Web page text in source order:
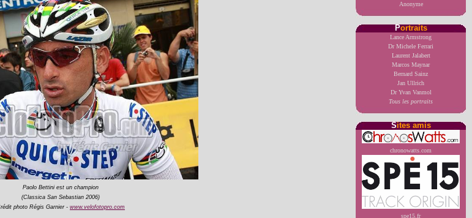
Anonyme
Portraits
Lance Armstrong
Dr Michele Ferrari
Laurent Jalabert
Marcos Maynar
Bernard Sainz
Jan Ullrich
Dr Yvan Vanmol
Tous les portraits
Sites amis
chronowatts.com
spe15.fr
Paolo Bettini est un champion
(Classica San Sebastian 2006)
photo Régis Garnier - www.velofotopro.com